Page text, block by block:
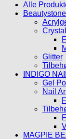
Alle
Glitter
INDIGO
Gel
Nail
MAGPIE